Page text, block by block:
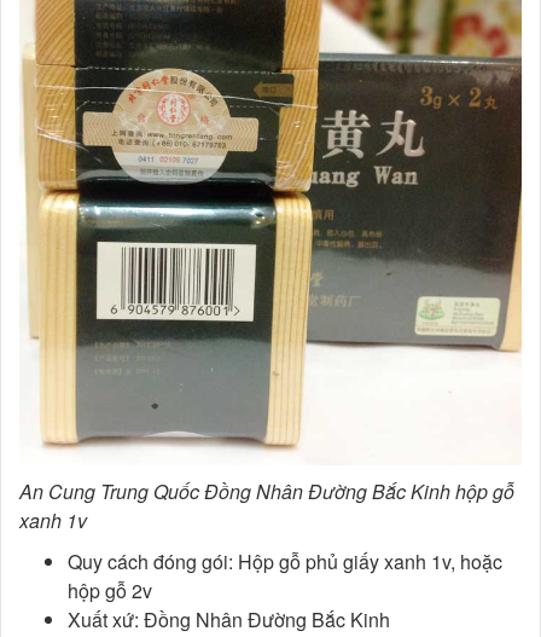
An Cung Trung Quốc Đồng Nhân Đường Bắc Kinh hộp gỗ
xanh 1v
Quy cách đóng gói: Hộp gỗ phủ giấy xanh 1v, hoặc
hộp gỗ 2v
Xuất xứ: Đồng Nhân Đường Bắc Kinh